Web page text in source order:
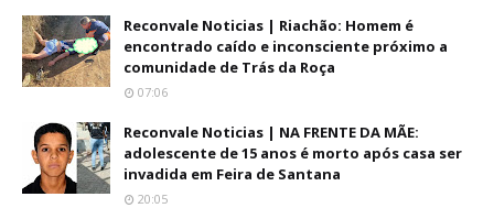
Reconvale Noticias | Riachão: Homem é
encontrado caído e inconsciente próximo a
comunidade de Trás da Roça
07:06
Reconvale Noticias | NA FRENTE DA MÃE:
adolescente de 15 anos é morto após casa ser
invadida em Feira de Santana
20:05